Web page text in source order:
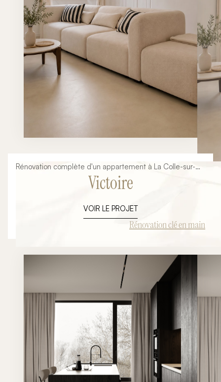
Rénovation complète d'un appartement à La Colle-sur-
Loup : transformation d'un intérieur ancien en un lieu de
vie contemporain, lumineux et fonctionnel. Dans le cadre
consistait à repenser entièrement les espaces,
moderniser les finitions et concevoir une cuisine sur-
mesure parfaitement intégrée à la pièce de vie. L'objectif
intérieur capable de séduire immédiatement ses futurs
Victoire
VOIR LE PROJET
Rénovation clé en main